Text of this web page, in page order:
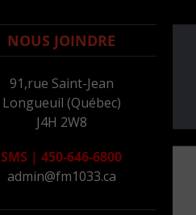
NOUS JOINDRE
91,rue Saint-Jean
Longueuil (Québec)
J4H 2W8
SMS | 450-646-6800
admin@fm1033.ca